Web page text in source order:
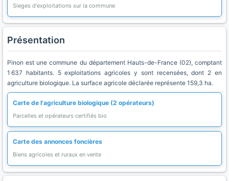
Sieges d'exploitations sur la commune
Présentation
Pinon est une commune du département Hauts-de-France (02), comptant
1 637 habitants. 5 exploitations agricoles y sont recensées, dont 2 en
agriculture biologique. La surface agricole déclarée représente 159,3 ha.
Carte de l'agriculture biologique (2 opérateurs)
Parcelles et opérateurs certifiés bio
Carte des annonces foncières
Biens agricoles et ruraux en vente